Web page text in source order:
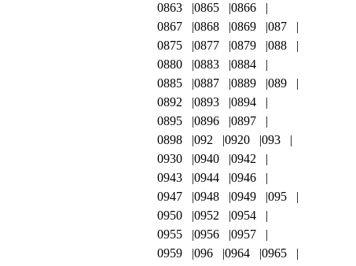
0863
0865
0866
0867
0868 0869
087
0875
0877 0879
088
0880
0883
0884
0885
0887 0889
089
0892
0893
0894
0895
0896
0897
0898
092 0920
093
0930
0940
0942
0943
0944
0946
0947
0948 0949
095
0950
0952
0954
0955
0956
0957
0959
096 0964
0965